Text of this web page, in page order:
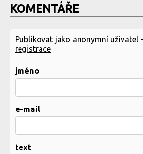
KOMENTÁŘE
Publikovat jako anonymní uživatel -
registrace
jméno
e-mail
text